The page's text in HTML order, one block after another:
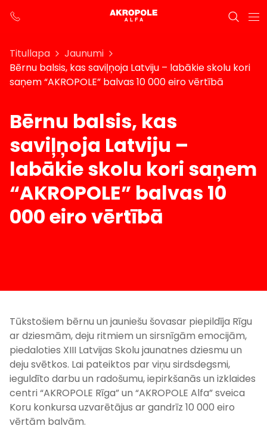
Titullapa
Jaunumi
Bērnu balsis, kas saviļņoja Latviju – labākie skolu kori
saņem “AKROPOLE” balvas 10 000 eiro vērtībā
Bērnu balsis, kas
saviļņoja Latviju –
labākie skolu kori saņem
“AKROPOLE” balvas 10
000 eiro vērtībā
Tūkstošiem bērnu un jauniešu šovasar piepildīja Rīgu
ar dziesmām, deju ritmiem un sirsnīgām emocijām,
piedaloties XIII Latvijas Skolu jaunatnes dziesmu un
deju svētkos. Lai pateiktos par viņu sirdsdegsmi,
ieguldīto darbu un radošumu, iepirkšanās un izklaides
centri “AKROPOLE Rīga” un “AKROPOLE Alfa” sveica
Koru konkursa uzvarētājus ar gandrīz 10 000 eiro
vērtām balvām.